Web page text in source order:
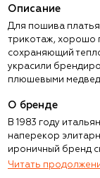
Описание
Для пошива
трикотаж, хорошо
сохраняющий
украсили
плюшевыми
О бренде
В 1983 году
наперекор
ироничный бренд
одежды, каждая из
Читать